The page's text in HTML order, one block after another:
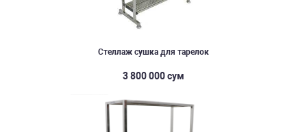
Стеллаж сушка для тарелок
3 800 000 сум